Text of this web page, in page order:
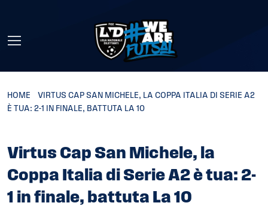
HOME
VIRTUS CAP SAN MICHELE, LA COPPA ITALIA DI SERIE A2
È TUA: 2-1 IN FINALE, BATTUTA LA 10
Virtus Cap San Michele, la
Coppa Italia di Serie A2 è tua: 2-
1 in finale, battuta La 10